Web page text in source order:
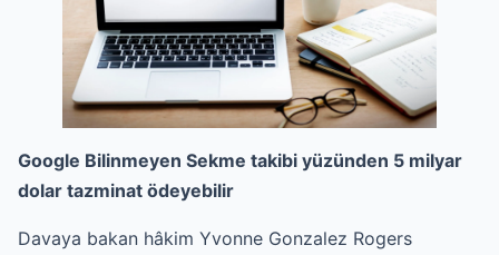
Google Bilinmeyen Sekme takibi yüzünden 5 milyar
dolar tazminat ödeyebilir
Davaya bakan hâkim Yvonne Gonzalez Rogers